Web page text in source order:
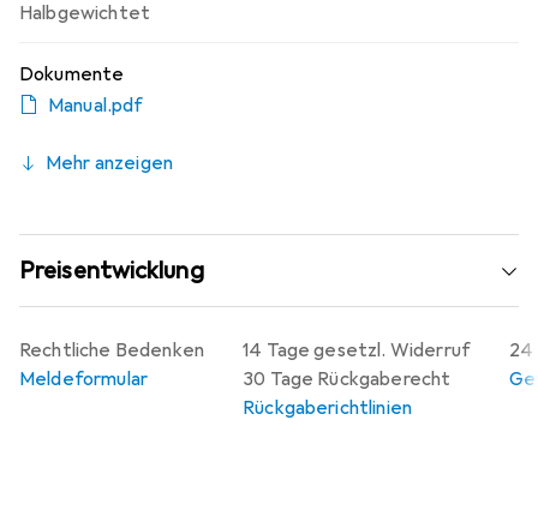
Halbgewichtet
Dokumente
Manual.pdf
Mehr anzeigen
Preisentwicklung
14 Tage gesetzl. Widerruf
30 Tage Rückgaberecht
Rückgaberichtlinien
24
Rechtliche Bedenken
Meldeformular